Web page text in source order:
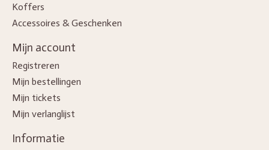
Koffers
Accessoires & Geschenken
Mijn account
Registreren
Mijn bestellingen
Mijn tickets
Mijn verlanglijst
Informatie